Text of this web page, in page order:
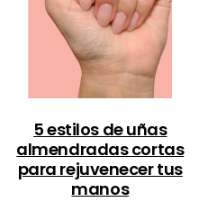
5 estilos de uñas
almendradas cortas
para rejuvenecer tus
manos